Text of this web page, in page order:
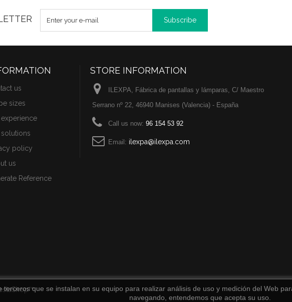
Subscribe
us
sizes
experience
solutions
policy
us
Reference
STORE INFORMATION
ILEXPA, Fábrica de pantallas y lámparas, C/ Maestro
Serrano nº 22, 46940 Manises (Valencia) - España
Call us now: 96 154 53 92
Email: ilexpa@ilexpa.com
terceros que se instalan en su equipo para realizar análisis de uso y medición del Web
navegando, entendemos que acepta su uso.